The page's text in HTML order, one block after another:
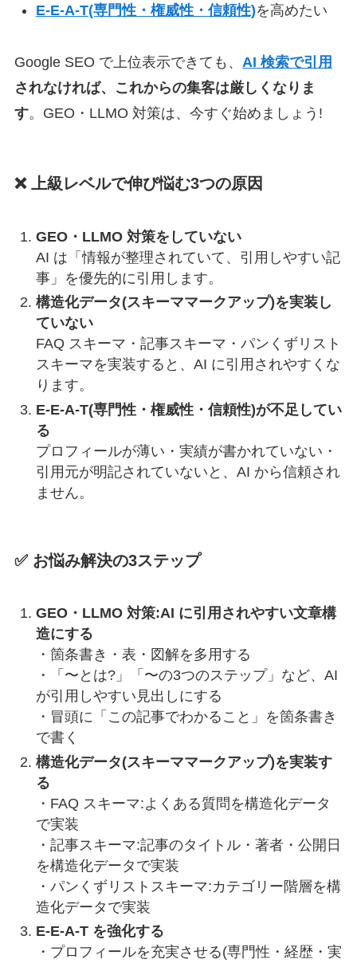
E-E-A-T(専門性・権威性・信頼性)を高めたい
Google SEO で上位表示できても、 AI 検索で引用
されなければ、これからの集客は厳しくなりま
す。GEO・LLMO 対策は、今すぐ始めましょう!
❌ 上級レベルで伸び悩む3つの原因
GEO・LLMO 対策をしていない
AI は「情報が整理されていて、引用しやすい記
事」を優先的に引用します。
構造化データ(スキーママークアップ)を実装し
ていない
FAQ スキーマ・記事スキーマ・パンくずリスト
スキーマを実装すると、AI に引用されやすくな
ります。
E-E-A-T(専門性・権威性・信頼性)が不足してい
る
プロフィールが薄い・実績が書かれていない・
引用元が明記されていないと、AI から信頼され
ません。
✅ お悩み解決の3ステップ
GEO・LLMO 対策:AI に引用されやすい文章構
造にする
・箇条書き・表・図解を多用する
・「〜とは?」「〜の3つのステップ」など、AI
が引用しやすい見出しにする
・冒頭に「この記事でわかること」を箇条書き
で書く
構造化データ(スキーママークアップ)を実装す
る
・FAQ スキーマ:よくある質問を構造化データ
で実装
・記事スキーマ:記事のタイトル・著者・公開日
を構造化データで実装
・パンくずリストスキーマ:カテゴリー階層を構
造化データで実装
E-E-A-T を強化する
・プロフィールを充実させる(専門性・経歴・実